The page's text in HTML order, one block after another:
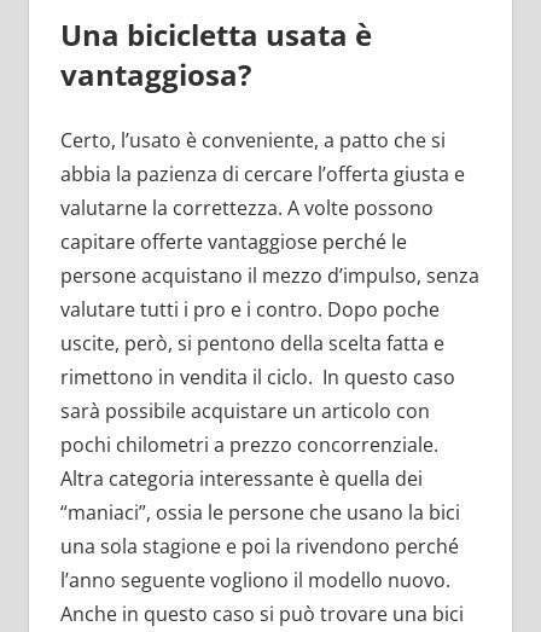
Una bicicletta usata è
vantaggiosa?
Certo, l’usato è conveniente, a patto che si
abbia la pazienza di cercare l’offerta giusta e
valutarne la correttezza. A volte possono
capitare offerte vantaggiose perché le
persone acquistano il mezzo d’impulso, senza
valutare tutti i pro e i contro. Dopo poche
uscite, però, si pentono della scelta fatta e
rimettono in vendita il ciclo. In questo caso
sarà possibile acquistare un articolo con
pochi chilometri a prezzo concorrenziale.
Altra categoria interessante è quella dei
“maniaci”, ossia le persone che usano la bici
una sola stagione e poi la rivendono perché
l’anno seguente vogliono il modello nuovo.
Anche in questo caso si può trovare una bici